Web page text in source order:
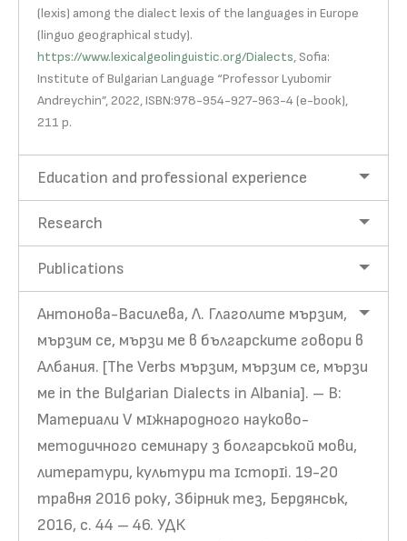
(lexis) among the dialect lexis of the languages in Europe
(linguo geographical study).
https://www.lexicalgeolinguistic.org/Dialects, Sofia:
Institute of Bulgarian Language “Professor Lyubomir
Andreychin”, 2022, ISBN:978-954-927-963-4 (e-book),
211 p.
Education and professional experience
Research
Publications
Антонова-Василева, Л. Глаголите мързим,
мързим се, мързи ме в българските говори в
Албания. [The Verbs мързим, мързим се, мързи
ме in the Bulgarian Dialects in Albania]. – В:
Материали V мɪжнародного науково-
методичного семинару з болгарськой мови,
литератури, культури та ɪсторɪi. 19-20
травня 2016 року, Збiрник тез, Бердянськ,
2016, с. 44 – 46. УДК